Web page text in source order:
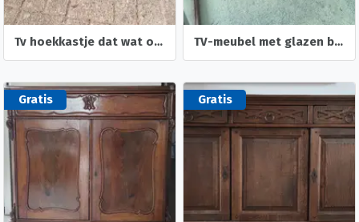
Tv hoekkastje dat wat opgeknapt moet woeden. TV-meubel met glazen blad
Gratis Gratis